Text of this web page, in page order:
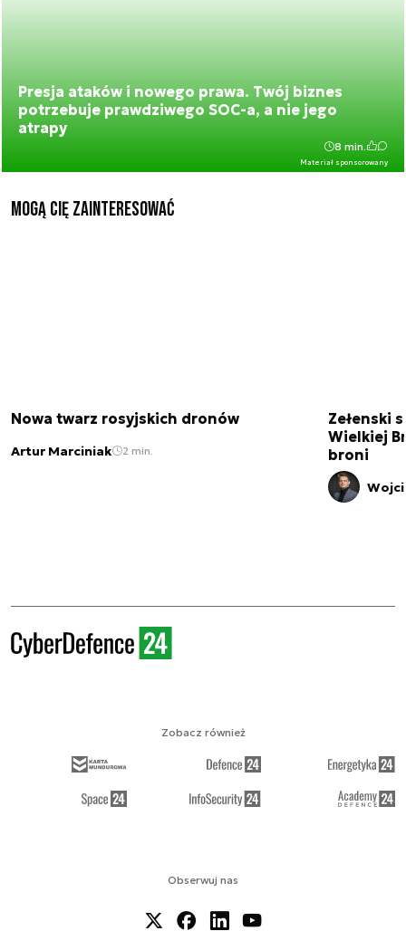
Presja ataków i nowego prawa. Twój biznes
potrzebuje prawdziwego SOC-a, a nie jego
atrapy
Materiał sponsorowany
8 min.
Mogą Cię zainteresować
Nowa twarz rosyjskich dronów
Artur Marciniak 2 min.
Zełenski
Wielkiej
broni
Obserwuj nas
Zobacz również